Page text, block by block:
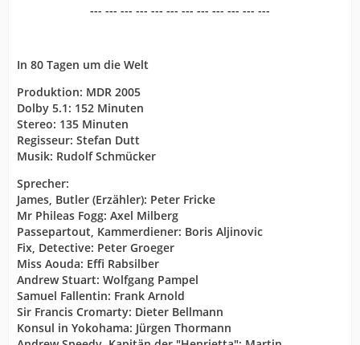
--- --- --- --- --- --- --- --- --- --- --- ---
In 80 Tagen um die Welt
Produktion: MDR 2005
Dolby 5.1: 152 Minuten
Stereo: 135 Minuten
Regisseur: Stefan Dutt
Musik: Rudolf Schmücker
Sprecher:
James, Butler (Erzähler): Peter Fricke
Mr Phileas Fogg: Axel Milberg
Passepartout, Kammerdiener: Boris Aljinovic
Fix, Detective: Peter Groeger
Miss Aouda: Effi Rabsilber
Andrew Stuart: Wolfgang Pampel
Samuel Fallentin: Frank Arnold
Sir Francis Cromarty: Dieter Bellmann
Konsul in Yokohama: Jürgen Thormann